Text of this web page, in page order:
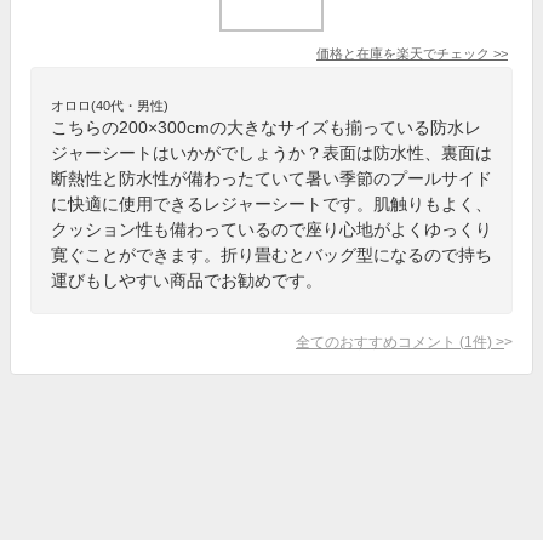
価格と在庫を楽天でチェック >>
オロロ(40代・男性)
こちらの200×300cmの大きなサイズも揃っている防水レ
ジャーシートはいかがでしょうか？表面は防水性、裏面は
断熱性と防水性が備わったていて暑い季節のプールサイド
に快適に使用できるレジャーシートです。肌触りもよく、
クッション性も備わっているので座り心地がよくゆっくり
寛ぐことができます。折り畳むとバッグ型になるので持ち
運びもしやすい商品でお勧めです。
全てのおすすめコメント (1 件) >